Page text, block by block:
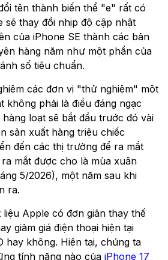
tên thành biến thể "e" rất có
sẽ thay đổi nhịp độ cập nhật
của iPhone SE thành các bản
hàng năm như một phần của
số tiêu chuẩn.
các đơn vị "thử nghiệm" một
không phải là điều đáng ngạc
hàng loạt sẽ bắt đầu trước đó vài
sản xuất hàng triệu chiếc
đến các thị trường để ra mắt
mắt được cho là mùa xuân
5/2026), một năm sau khi
ra.
Apple có đơn giản thay thế
giảm giá điện thoại hiện tại
hay không. Hiện tại, chúng ta
tính năng nào của iPhone 17